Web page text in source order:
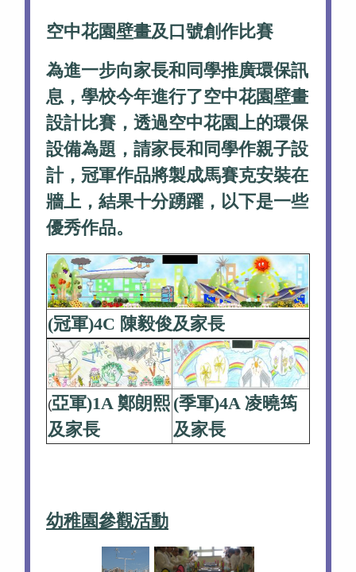
空中花園壁畫及口號創作比賽
為進一步向家長和同學推廣環保訊
息，學校今年進行了空中花園壁畫
設計比賽，透過空中花園上的環保
設備為題，請家長和同學作親子設
計，冠軍作品將製成馬賽克安裝在
牆上，結果十分踴躍，以下是一些
優秀作品。
(冠軍)4C 陳毅俊及家長
(亞軍)1A 鄭朗熙
及家長
(季軍)4A 凌曉筠
及家長
幼稚園參觀活動